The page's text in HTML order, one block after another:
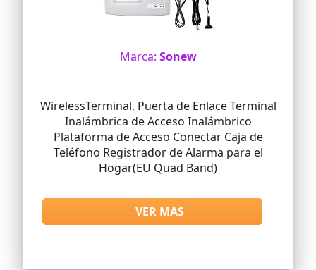
Marca: Sonew
WirelessTerminal, Puerta de Enlace Terminal
Inalámbrica de Acceso Inalámbrico
Plataforma de Acceso Conectar Caja de
Teléfono Registrador de Alarma para el
Hogar(EU Quad Band)
VER MAS